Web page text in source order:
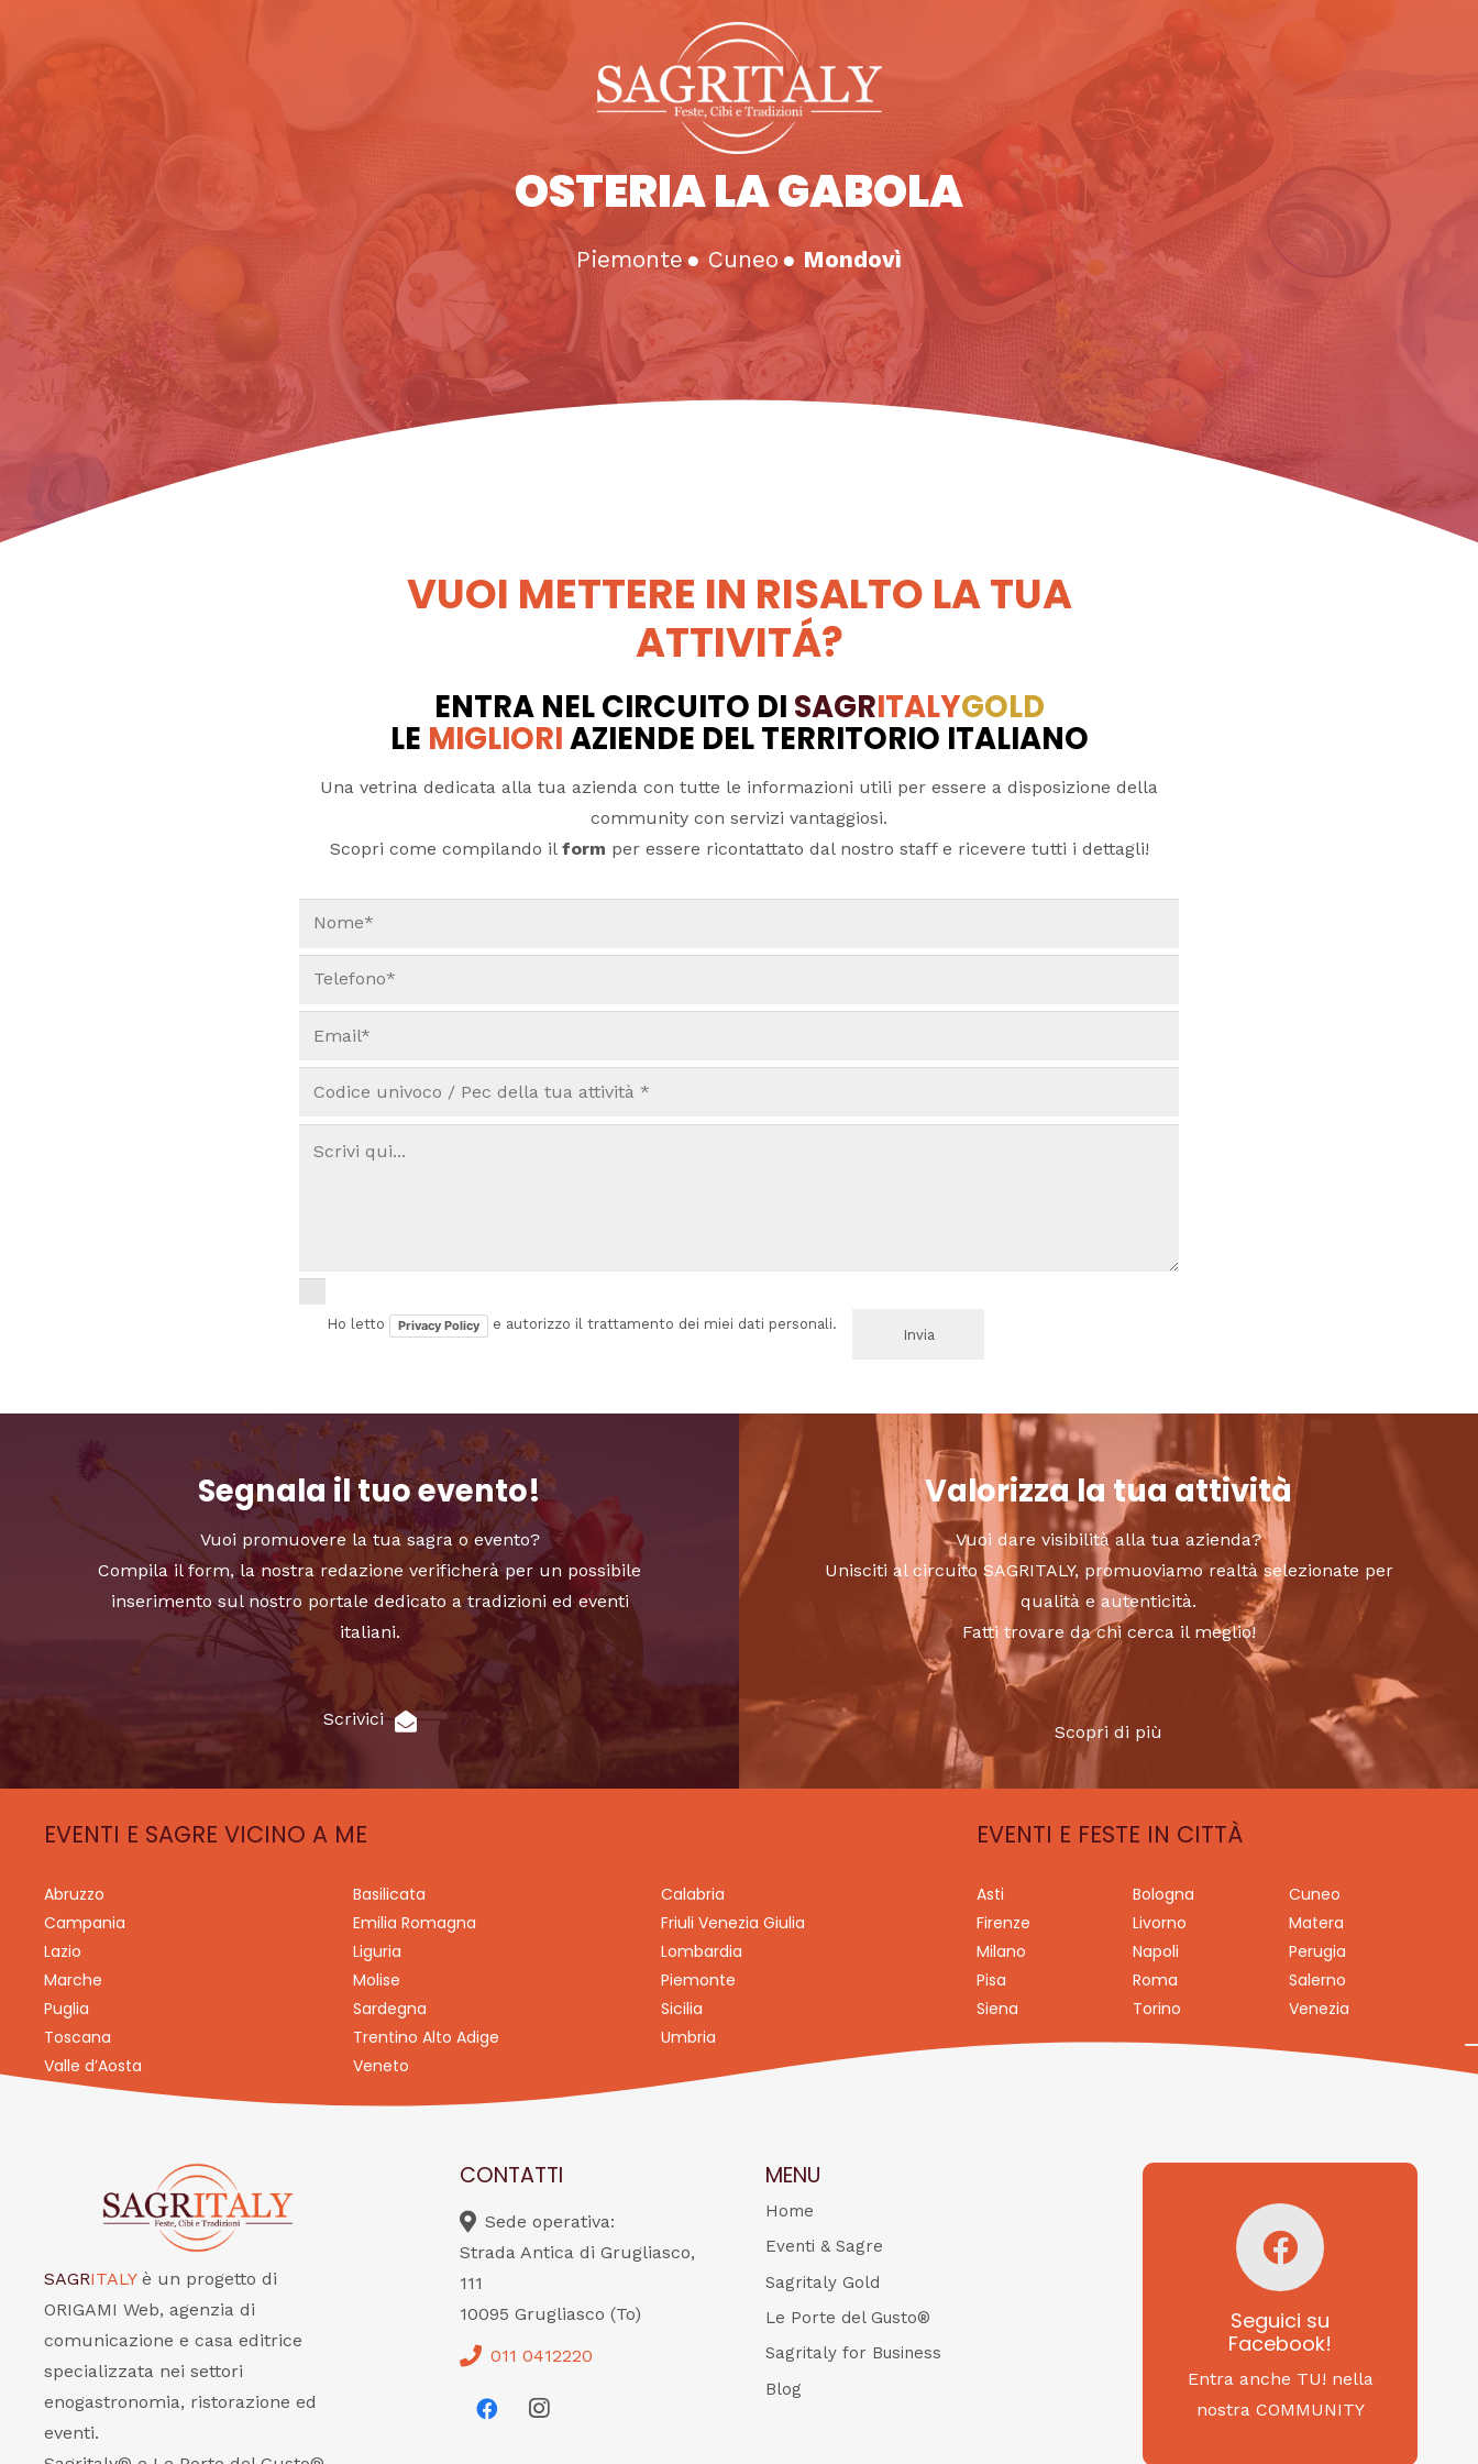
OSTERIA LA GABOLA
Piemonte● Cuneo ● Mondovì
VUOI METTERE IN RISALTO LA TUA
ATTIVITÁ?
ENTRA NEL CIRCUITO DI SAGRITALYGOLD
LE MIGLIORIAZIENDE DEL TERRITORIO ITALIANO
Una vetrina dedicata alla tua azienda con tutte le informazioni utili per essere a disposizione della
community con servizi vantaggiosi.
Scopri come compilando il form per essere ricontattato dal nostro staff e ricevere tutti i dettagli!
Ho letto Privacy Policy e autorizzo il trattamento dei miei dati personali.
Segnala il tuo evento!
Vuoi promuovere la tua sagra o evento?
Compila il form, la nostra redazione verificherà per un possibile
inserimento sul nostro portale dedicato a tradizioni ed eventi
italiani.
Scrivici
Valorizza la tua attività
Vuoi dare visibilità alla tua azienda?
Unisciti al circuito SAGRITALY, promuoviamo realtà selezionate per
qualità e autenticità.
Fatti trovare da chi cerca il meglio!
Scopri di più
EVENTI E SAGRE VICINO A ME
Abruzzo Basilicata
Calabria
Campania
Emilia Romagna
Friuli Venezia Giulia
Lazio
Liguria
Lombardia
Marche
Molise
Piemonte
Puglia
Sardegna
Sicilia
Toscana
Trentino Alto Adige
Umbria
Valle d’Aosta
Veneto
EVENTI E FESTE IN CITTÀ
Asti Bologna
Cuneo
Firenze
Livorno
Matera
Milano
Napoli
Perugia
Pisa
Roma
Salerno
Siena
Torino Venezia
SAGRITALY è un progetto di
ORIGAMI Web, agenzia di
comunicazione e casa editrice
specializzata nei settori
enogastronomia, ristorazione ed
eventi.
CONTATTI
Sede operativa:
Strada Antica di Grugliasco,
111
10095 Grugliasco (To)
011 0412220
MENU
Home
Eventi & Sagre
Sagritaly Gold
Le Porte del Gusto®
Sagritaly for Business
Blog
Seguici su
Facebook!
Entra anche TU! nella
nostra COMMUNITY
Seguici su
Facebook!
SAGRITALY
Feste, cibi e tradizioni
da Nord a Sud...